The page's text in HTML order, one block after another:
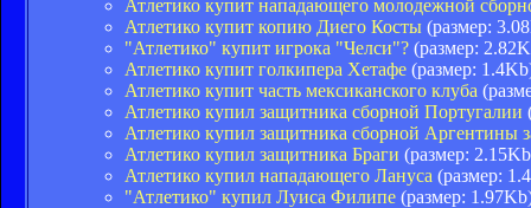
Атлетико купит нападающего молодежной
Атлетико купит копию Диего Косты (размер:
"Атлетико" купит игрока "Челси"? (размер:
Атлетико купит голкипера Хетафе (размер:
Атлетико купит часть мексиканского клуба
Атлетико купил защитника сборной Португалии
Атлетико купил защитника сборной Аргентины
Атлетико купил защитника Браги (размер:
Атлетико купил нападающего Лануса (размер:
"Атлетико" купил Луиса Филипе (размер: